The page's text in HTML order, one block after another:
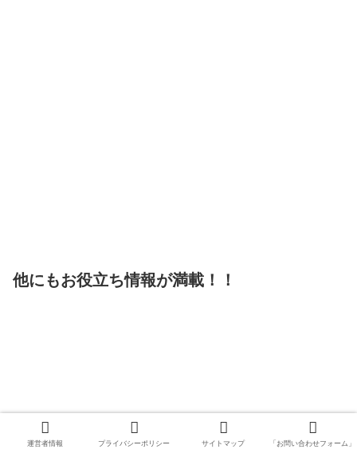
他にもお役立ち情報が満載！！
運営者情報 プライバシーポリシー サイトマップ 「お問い合わせフォーム」